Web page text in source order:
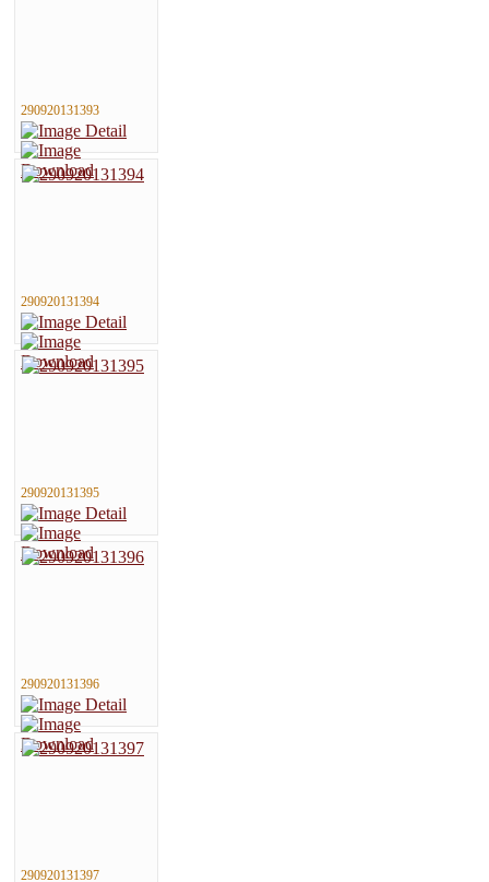
290920131393
290920131394
290920131395
290920131396
290920131397